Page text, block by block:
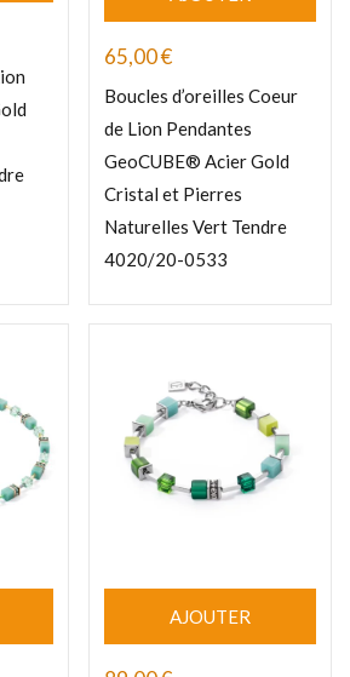
65,00€
Boucles d’oreilles Coeur
de Lion Pendantes
GeoCUBE® Acier Gold
Cristal et Pierres
Naturelles Vert Tendre
4020/20-0533
AJOUTER